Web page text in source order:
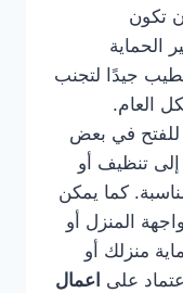
تكون
الحماية
جيدًا لتجنب
العام.
للفتح في بعض
إلى تنظيف أو
كما يمكن
المنزل أو
منزلك أو
على اعمال